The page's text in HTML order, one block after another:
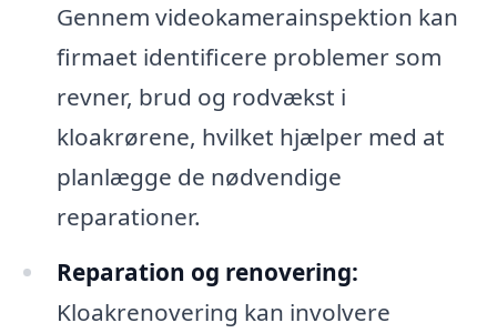
Gennem videokamerainspektion kan
firmaet identificere problemer som
revner, brud og rodvækst i
kloakrørene, hvilket hjælper med at
planlægge de nødvendige
reparationer.
Reparation og renovering:
Kloakrenovering kan involvere